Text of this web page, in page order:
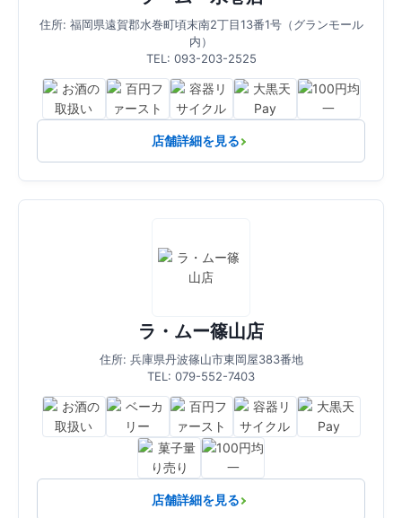
住所: 福岡県遠賀郡水巻町頃末南2丁目13番1号（グランモール
内）
TEL: 093-203-2525
店舗詳細を見る
ラ・ムー篠山店
住所: 兵庫県丹波篠山市東岡屋383番地
TEL: 079-552-7403
店舗詳細を見る